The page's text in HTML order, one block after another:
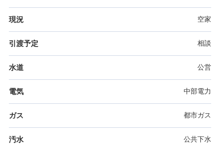
現況 空家
引渡予定 相談
水道 公営
電気 中部電力
ガス 都市ガス
汚水 公共下水